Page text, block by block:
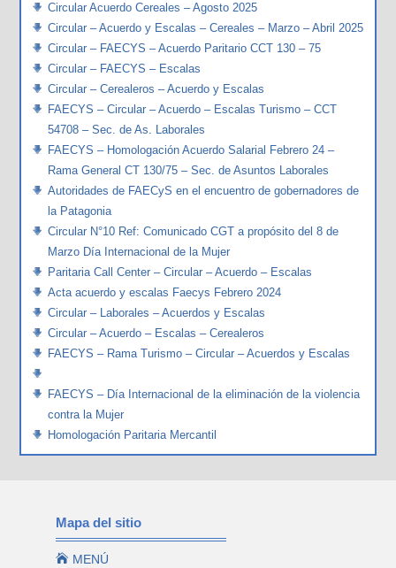
Circular Acuerdo Cereales – Agosto 2025
Circular – Acuerdo y Escalas – Cereales – Marzo – Abril 2025
Circular – FAECYS – Acuerdo Paritario CCT 130 – 75
Circular – FAECYS – Escalas
Circular – Cerealeros – Acuerdo y Escalas
FAECYS – Circular – Acuerdo – Escalas Turismo – CCT
54708 – Sec. de As. Laborales
FAECYS – Homologación Acuerdo Salarial Febrero 24 –
Rama General CT 130/75 – Sec. de Asuntos Laborales
Autoridades de FAECyS en el encuentro de gobernadores de
la Patagonia
Circular N°10 Ref: Comunicado CGT a propósito del 8 de
Marzo Día Internacional de la Mujer
Paritaria Call Center – Circular – Acuerdo – Escalas
Acta acuerdo y escalas Faecys Febrero 2024
Circular – Laborales – Acuerdos y Escalas
Circular – Acuerdo – Escalas – Cerealeros
FAECYS – Rama Turismo – Circular – Acuerdos y Escalas
FAECYS – Día Internacional de la eliminación de la violencia
contra la Mujer
Homologación Paritaria Mercantil
Mapa del sitio
 MENÚ